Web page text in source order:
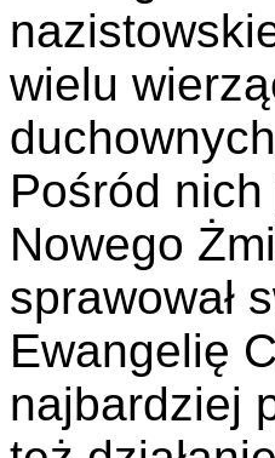
wielu
Pośród
Nowego
sprawował
Ewangelię
najbardziej